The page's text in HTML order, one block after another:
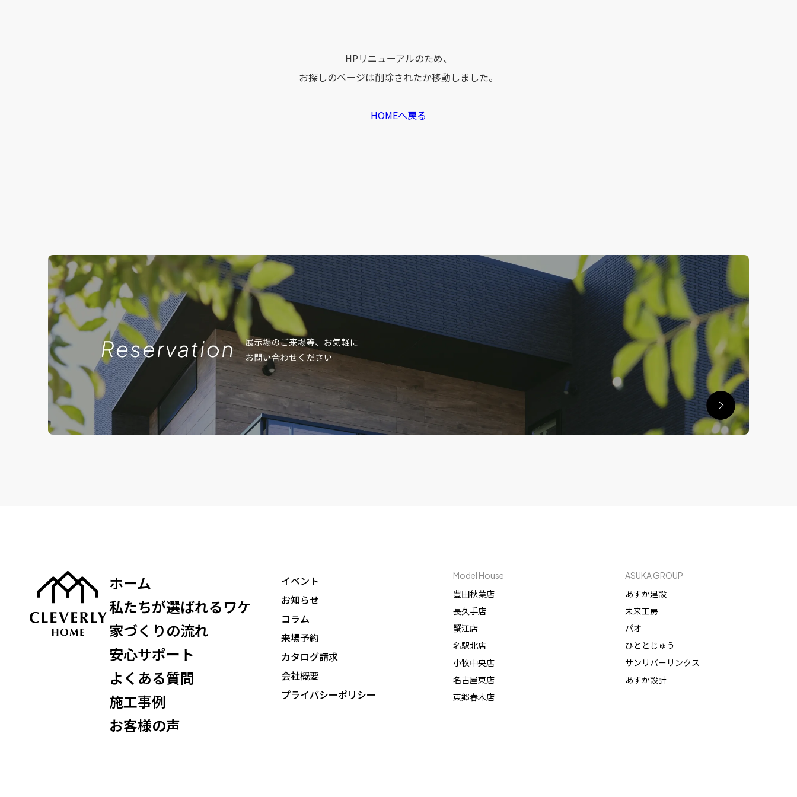
HPリニューアルのため、
お探しのページは削除されたか移動しました。
HOMEへ戻る
ホーム
私たちが選ばれるワケ
家づくりの流れ
安心サポート
よくある質問
施工事例
お客様の声
イベント
お知らせ
コラム
来場予約
カタログ請求
会社概要
プライバシーポリシー
Model House
豊田秋葉店
長久手店
蟹江店
名駅北店
小牧中央店
名古屋東店
東郷春木店
ASUKA GROUP
あすか建設
未来工房
パオ
ひととじゅう
サンリバーリンクス
あすか設計